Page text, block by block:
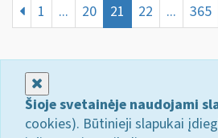
1 ... 20 21 22 ... 365
Šioje svetainėje naudojami
cookies). Būtinieji slapukai